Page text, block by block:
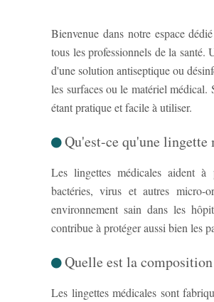
Bienvenue dans notre espace
tous les professionnels de la santé.
d'une solution antiseptique ou
les surfaces ou le matériel
étant pratique et facile à utiliser.
Qu'est-ce qu'une lingette
Les lingettes médicales aident
bactéries, virus et autres micro-
environnement sain dans les
contribue à protéger aussi bien les
Quelle est la
Les lingettes médicales sont